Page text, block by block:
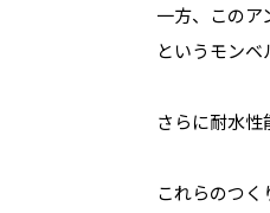
一方、このア
というモン
さらに耐水性
これらのつ